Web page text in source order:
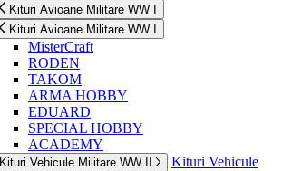
Kituri Avioane Militare WW I
Kituri Avioane Militare WW I
MisterCraft
RODEN
TAKOM
ARMA HOBBY
EDUARD
SPECIAL HOBBY
ACADEMY
Kituri Vehicule Militare WW II
Kituri Vehicule